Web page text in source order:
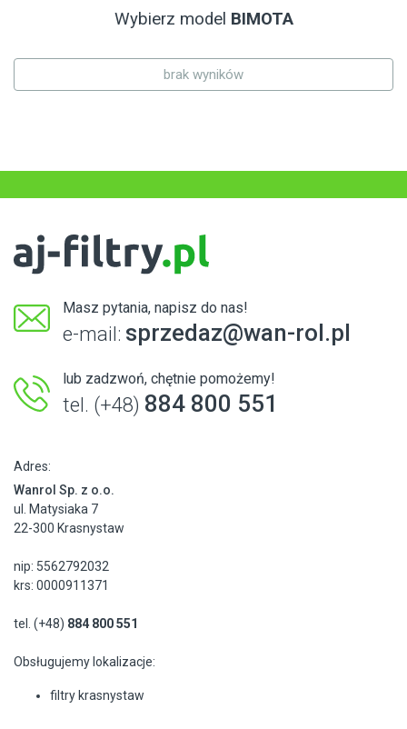
Wybierz model BIMOTA
brak wyników
Masz pytania, napisz do nas!
e-mail: sprzedaz@wan-rol.pl
lub zadzwoń, chętnie pomożemy!
tel. (+48) 884 800 551
Adres:
Wanrol Sp. z o.o.
ul. Matysiaka 7
22-300 Krasnystaw
nip: 5562792032
krs: 0000911371
tel. (+48) 884 800 551
Obsługujemy lokalizacje:
filtry krasnystaw